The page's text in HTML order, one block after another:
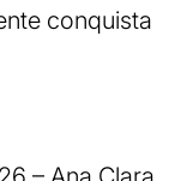
conquista